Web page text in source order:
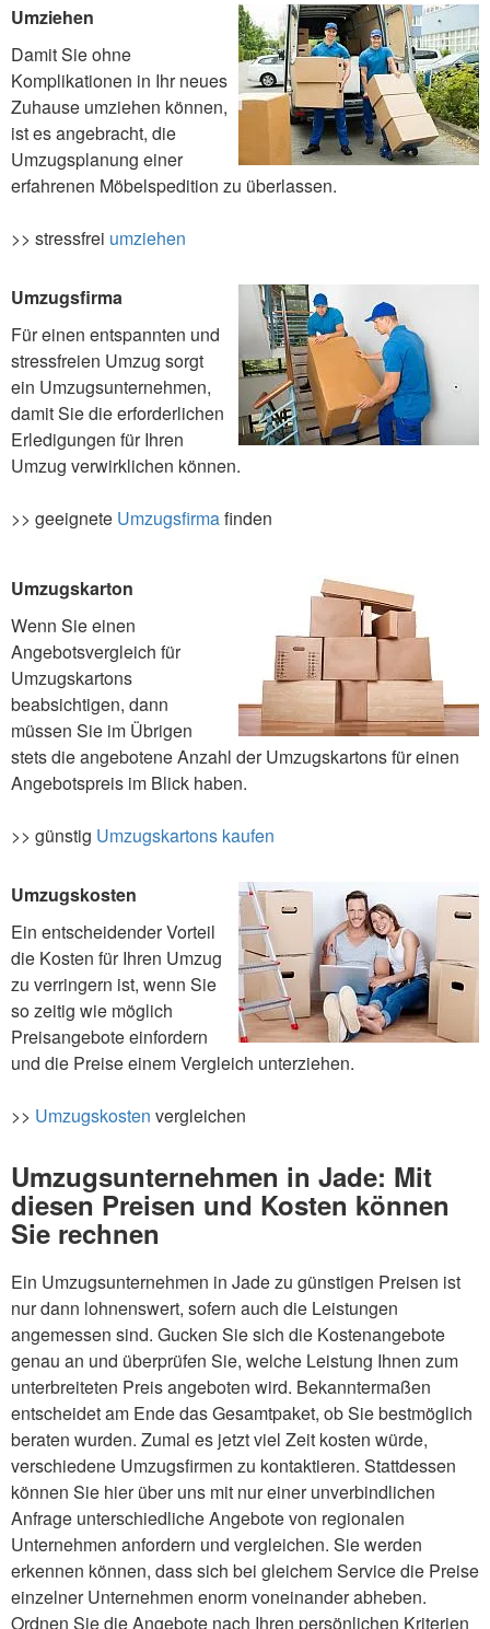
Umziehen
Damit Sie ohne
Komplikationen in Ihr neues
Zuhause umziehen können,
ist es angebracht, die
Umzugsplanung einer
erfahrenen Möbelspedition zu überlassen.
>> stressfrei umziehen
Umzugsfirma
Für einen entspannten und
stressfreien Umzug sorgt
ein Umzugsunternehmen,
damit Sie die erforderlichen
Erledigungen für Ihren
Umzug verwirklichen können.
>> geeignete Umzugsfirmafinden
Umzugskarton
Wenn Sie einen
Angebotsvergleich für
Umzugskartons
beabsichtigen, dann
müssen Sie im Übrigen
stets die angebotene Anzahl der Umzugskartons für einen
Angebotspreis im Blick haben.
>> günstig Umzugskartons kaufen
Umzugskosten
Ein entscheidender Vorteil
die Kosten für Ihren Umzug
zu verringern ist, wenn Sie
so zeitig wie möglich
Preisangebote einfordern
und die Preise einem Vergleich unterziehen.
>> Umzugskosten vergleichen
Umzugsunternehmen in Jade: Mit
diesen Preisen und Kosten können
Sie rechnen
Ein Umzugsunternehmen in Jade zu günstigen Preisen ist
nur dann lohnenswert, sofern auch die Leistungen
angemessen sind. Gucken Sie sich die Kostenangebote
genau an und überprüfen Sie, welche Leistung Ihnen zum
unterbreiteten Preis angeboten wird. Bekanntermaßen
entscheidet am Ende das Gesamtpaket, ob Sie bestmöglich
beraten wurden. Zumal es jetzt viel Zeit kosten würde,
verschiedene Umzugsfirmen zu kontaktieren. Stattdessen
können Sie hier über uns mit nur einer unverbindlichen
Anfrage unterschiedliche Angebote von regionalen
Unternehmen anfordern und vergleichen. Sie werden
erkennen können, dass sich bei gleichem Service die Preise
einzelner Unternehmen enorm voneinander abheben.
Ordnen Sie die Angebote nach Ihren persönlichen Kriterien